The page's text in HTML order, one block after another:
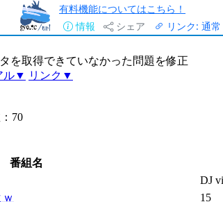
有料機能についてはこちら！
情報
シェア リンク: 通常